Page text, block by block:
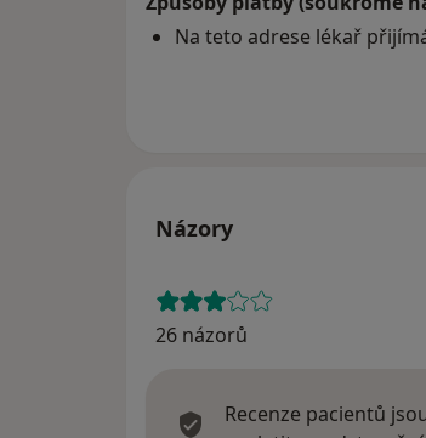
Na teto adrese lékař
Názory
26 názorů
Recenze pacientů